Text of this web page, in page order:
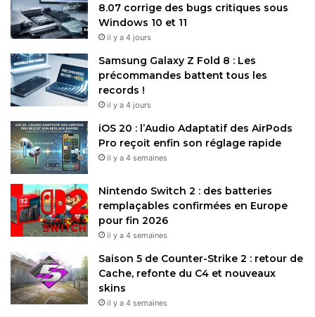
8.07 corrige des bugs critiques sous
Windows 10 et 11
il y a 4 jours
Samsung Galaxy Z Fold 8 : Les
précommandes battent tous les
records !
il y a 4 jours
iOS 20 : l’Audio Adaptatif des AirPods
Pro reçoit enfin son réglage rapide
il y a 4 semaines
Nintendo Switch 2 : des batteries
remplaçables confirmées en Europe
pour fin 2026
il y a 4 semaines
Saison 5 de Counter-Strike 2 : retour de
Cache, refonte du C4 et nouveaux
skins
il y a 4 semaines